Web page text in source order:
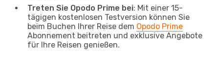
Treten Sie Opodo Prime bei: Mit einer 15-
tägigen kostenlosen Testversion können Sie
beim Buchen Ihrer Reise dem Opodo Prime
Abonnement beitreten und exklusive Angebote
für Ihre Reisen genießen.